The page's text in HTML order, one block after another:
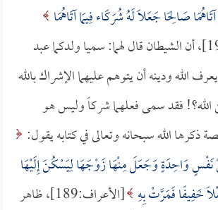
آتَاهُمَا صَالِحًا جَعَلاَ لَهُ شُرَكَاء فِيمَا آتَاهُمَا
[الأعراف:189-190]، أن الشيطان قال لهما: سميا ولدكما عبد
الله ودينه أن يتوهم عليهما الإشراك بالله
الله؟! فقد سمى فعلهما شركاً وليس هو
ذكرها الله سبحانه وتعالى في كتابه يقول:
وَاحِدَةٍ وَجَعَلَ مِنْهَا زَوْجَهَا لِيَسْكُنَ إِلَيْهَا
خَفِيفًا فَمَرَّتْ بِهِ
[الأعراف:189]، ظاهر